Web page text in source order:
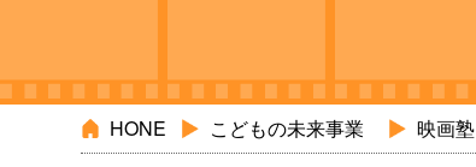
HONE こどもの未来事業 映画塾